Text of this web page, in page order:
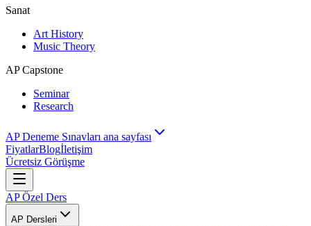
Sanat
Art History
Music Theory
AP Capstone
Seminar
Research
AP Deneme Sınavları ana sayfası
FiyatlarBlogİletişim
Ücretsiz Görüşme
AP Özel Ders
AP Dersleri